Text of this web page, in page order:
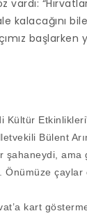
kalacağını
başlarken
Bülent
şahaneydi,
Önümüze
kart